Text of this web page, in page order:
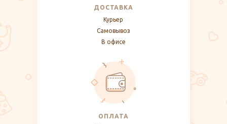
ДОСТАВКА
Курьер
Самовывоз
В офисе
ОПЛАТА